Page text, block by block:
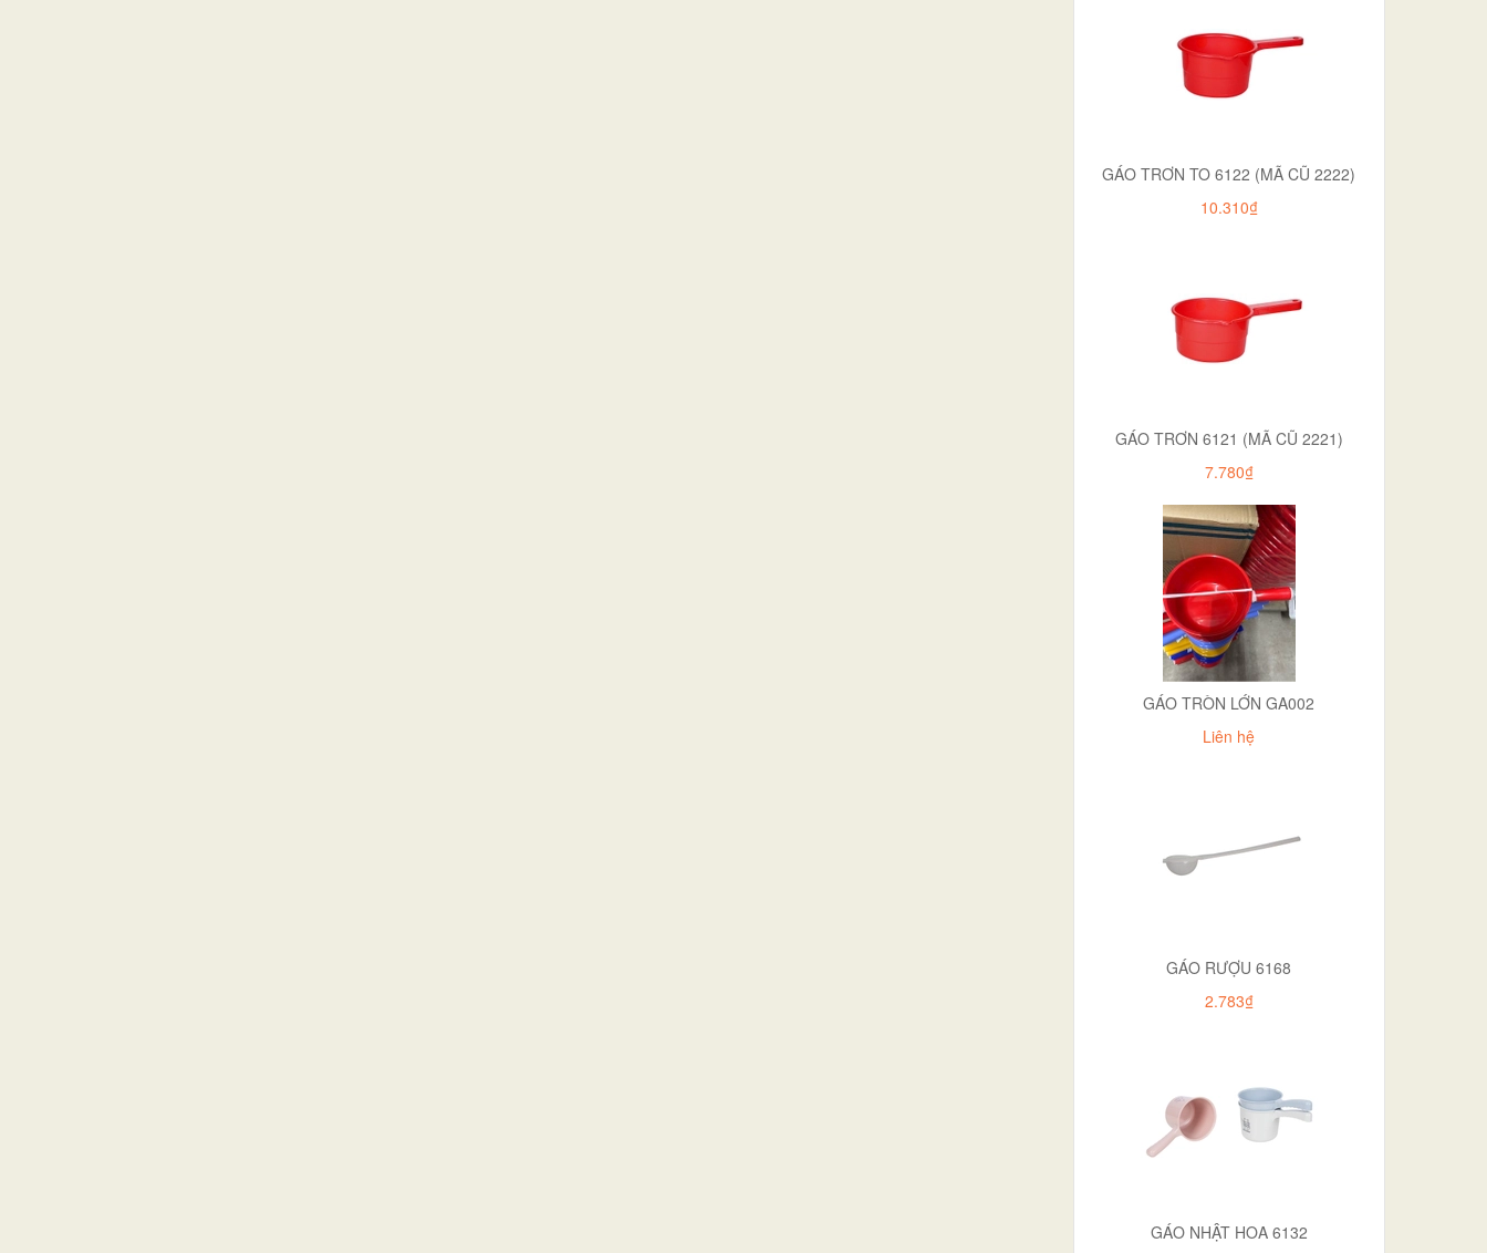
GÁO TRƠN TO 6122 (MÃ CŨ 2222)
10.310₫
GÁO TRƠN 6121 (MÃ CŨ 2221)
7.780₫
GÁO TRÒN LỚN GA002
Liên hệ
GÁO RƯỢU 6168
2.783₫
GÁO NHẬT HOA 6132